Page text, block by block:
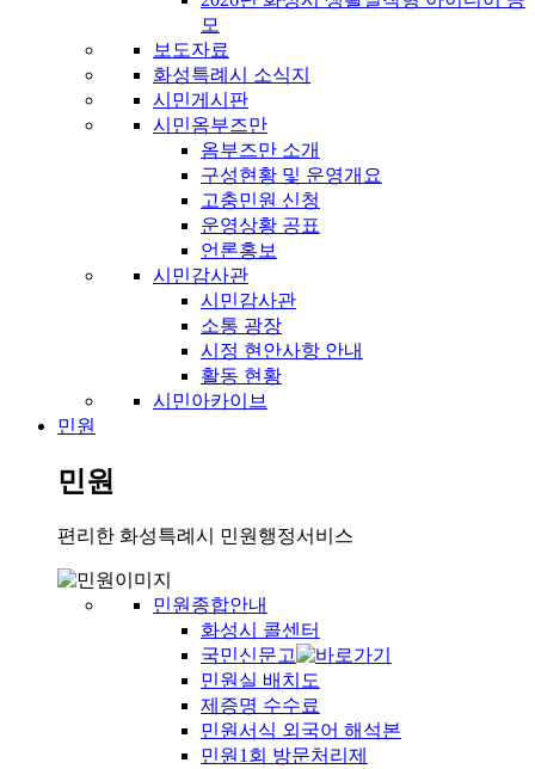
모
보도자료
화성특례시 소식지
시민게시판
시민옴부즈만
옴부즈만 소개
구성현황 및 운영개요
고충민원 신청
운영상황 공표
언론홍보
시민감사관
시민감사관
소통 광장
시정 현안사항 안내
활동 현황
시민아카이브
민원
민원
편리한 화성특례시 민원행정서비스
민원종합안내
화성시 콜센터
국민신문고
민원실 배치도
제증명 수수료
민원서식 외국어 해석본
민원1회 방문처리제